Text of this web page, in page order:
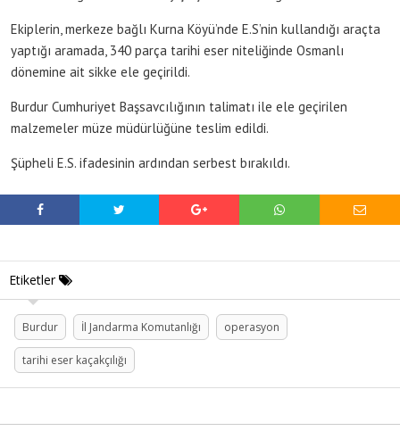
Ekiplerin, merkeze bağlı Kurna Köyü’nde E.S’nin kullandığı araçta
yaptığı aramada, 340 parça tarihi eser niteliğinde Osmanlı
dönemine ait sikke ele geçirildi.
Burdur Cumhuriyet Başsavcılığının talimatı ile ele geçirilen
malzemeler müze müdürlüğüne teslim edildi.
Şüpheli E.S. ifadesinin ardından serbest bırakıldı.
Etiketler
Burdur İl Jandarma Komutanlığı operasyon
tarihi eser kaçakçılığı